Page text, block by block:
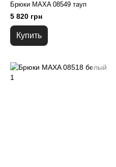
Брюки MAXA 08549 тауп
5 820 грн
Купить